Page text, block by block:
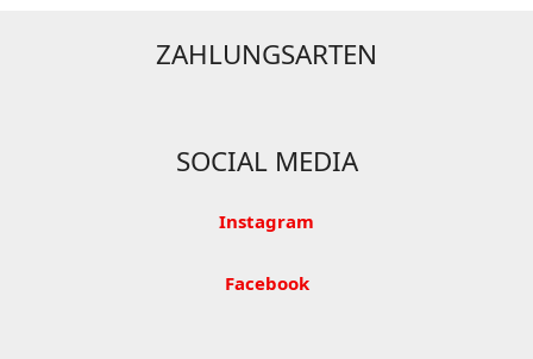
ZAHLUNGSARTEN
SOCIAL MEDIA
Instagram
Facebook